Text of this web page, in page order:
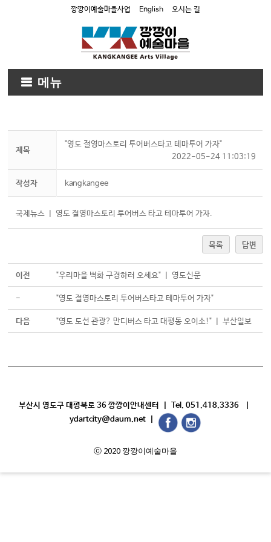
깡깡이예술마을사업 English 오시는 길
메뉴
제목
"영도 절영마스토리 투어버스타고 테마투어 가자"
2022-05-24 11:03:19
작성자 kangkangee
국제뉴스 ㅣ 영도 절영마스토리 투어버스 타고 테마투어 가자.
목록 답변
이전 "우리마을 벽화 구경하러 오세요" ㅣ 영도신문
- "영도 절영마스토리 투어버스타고 테마투어 가자"
다음 "영도 도선 관광? 만디버스 타고 대평동 오이소!" ㅣ 부산일보
부산시 영도구 대평북로 36 깡깡이안내센터 | Tel. 051.418.3336 |
ydartcity@daum.net |
ⓒ 2020 깡깡이예술마을